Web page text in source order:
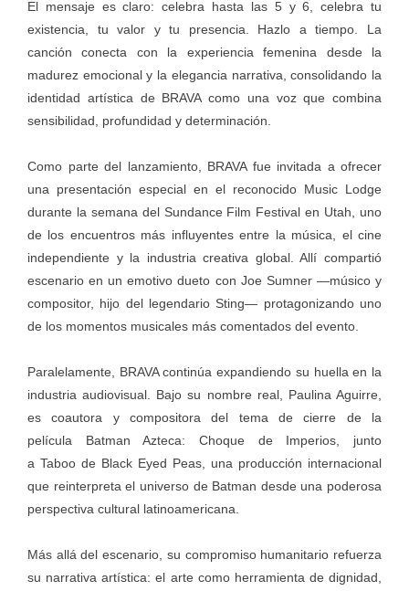
El mensaje es claro: celebra hasta las 5 y 6, celebra tu
existencia, tu valor y tu presencia. Hazlo a tiempo. La
canción conecta con la experiencia femenina desde la
madurez emocional y la elegancia narrativa, consolidando la
identidad artística de BRAVA como una voz que combina
sensibilidad, profundidad y determinación.
Como parte del lanzamiento, BRAVA fue invitada a ofrecer
una presentación especial en el reconocido Music Lodge
durante la semana del Sundance Film Festival en Utah, uno
de los encuentros más influyentes entre la música, el cine
independiente y la industria creativa global. Allí compartió
escenario en un emotivo dueto con Joe Sumner —músico y
compositor, hijo del legendario Sting— protagonizando uno
de los momentos musicales más comentados del evento.
Paralelamente, BRAVA continúa expandiendo su huella en la
industria audiovisual. Bajo su nombre real, Paulina Aguirre,
es coautora y compositora del tema de cierre de la
película Batman Azteca: Choque de Imperios, junto
a Taboo de Black Eyed Peas, una producción internacional
que reinterpreta el universo de Batman desde una poderosa
perspectiva cultural latinoamericana.
Más allá del escenario, su compromiso humanitario refuerza
su narrativa artística: el arte como herramienta de dignidad,